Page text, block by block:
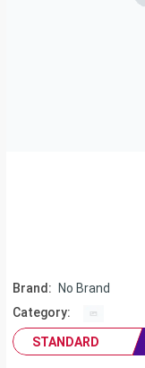
Brand:
No Brand
Category:
STANDARD